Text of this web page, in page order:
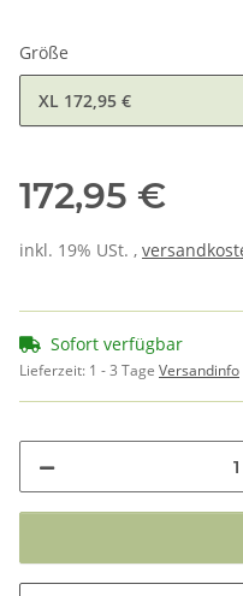
Größe
XL 172,95 €
172,95 €
inkl. 19% USt. ,
Sofort verfügbar
Lieferzeit: 1 - 3 Tage Versandinfo